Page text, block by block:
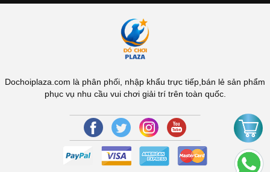
Dochoiplaza.com là phân phối, nhập khẩu trực tiếp,bán lẻ sản phẩm
phục vụ nhu cầu vui chơi giải trí trên toàn quốc.